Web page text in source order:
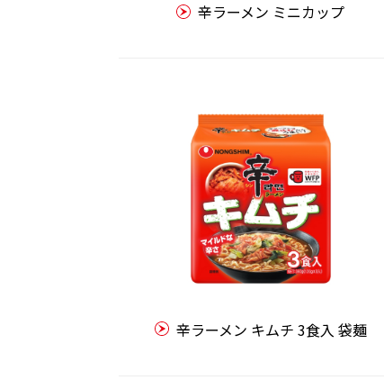
辛ラーメン ミニカップ
辛ラーメン キムチ 3食入 袋麺